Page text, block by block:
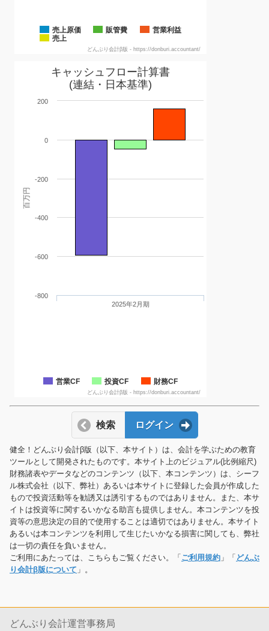
売上原価 販管費
営業利益
売上
どんぶり会計β版 - https://donburi.accountant/
百万円
キャッシュフロー計算書
(連結・日本基準)
営業CF 投資CF 財務CF
2025年2月期
-800
-600
-400
-200
0
200
どんぶり会計β版 - https://donburi.accountant/
検索 ログイン
健全！どんぶり会計β版（以下、本サイト）は、会計を学ぶための教育
ツールとして開発されたものです。本サイト上のビジュアル(比例縮尺)
財務諸表やデータなどのコンテンツ（以下、本コンテンツ）は、シーフ
ル株式会社（以下、弊社）あるいは本サイトに登録した会員が作成した
もので投資活動等を勧誘又は誘引するものではありません。また、本サ
イトは投資等に関するいかなる助言も提供しません。本コンテンツを投
資等の意思決定の目的で使用することは適切ではありません。本サイト
あるいは本コンテンツを利用して生じたいかなる損害に関しても、弊社
は一切の責任を負いません。
ご利用にあたっては、こちらもご覧ください。「 ご利用規約 」「 どんぶ
り会計β版について 」。
どんぶり会計運営事務局